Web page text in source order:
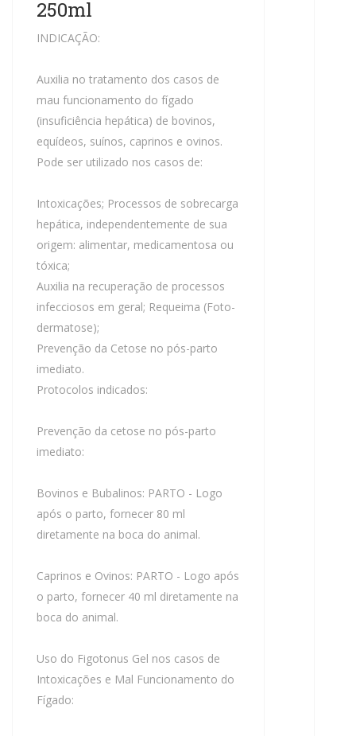
250ml
INDICAÇÃO:
Auxilia no tratamento dos casos de
mau funcionamento do fígado
(insuficiência hepática) de bovinos,
equídeos, suínos, caprinos e ovinos.
Pode ser utilizado nos casos de:
Intoxicações; Processos de sobrecarga
hepática, independentemente de sua
origem: alimentar, medicamentosa ou
tóxica;
Auxilia na recuperação de processos
infecciosos em geral; Requeima (Foto-
dermatose);
Prevenção da Cetose no pós-parto
imediato.
Protocolos indicados:
Prevenção da cetose no pós-parto
imediato:
Bovinos e Bubalinos: PARTO - Logo
após o parto, fornecer 80 ml
diretamente na boca do animal.
Caprinos e Ovinos: PARTO - Logo após
o parto, fornecer 40 ml diretamente na
boca do animal.
Uso do Figotonus Gel nos casos de
Intoxicações e Mal Funcionamento do
Fígado: